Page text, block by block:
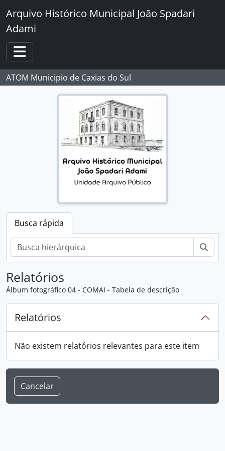
Skip to main content
Arquivo Histórico Municipal João Spadari
Adami
Toggle navigation
ATOM Municipio de Caxias do Sul
Busca rápida
Relatórios
Álbum fotográfico 04 - COMAI - Tabela de descrição
Relatórios
Não existem relatórios relevantes para este item
Cancelar